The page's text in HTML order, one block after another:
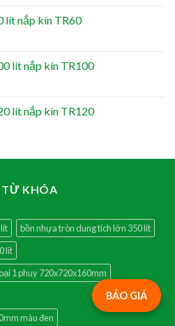
lít nắp kín TR60
lít nắp kín TR100
lít nắp kín TR120
KHÓA
bồn nhựa tròn dung tích lớn 350 lít
lít
1 phuy 720x720x160mm
màu đen
BÁO GIÁ